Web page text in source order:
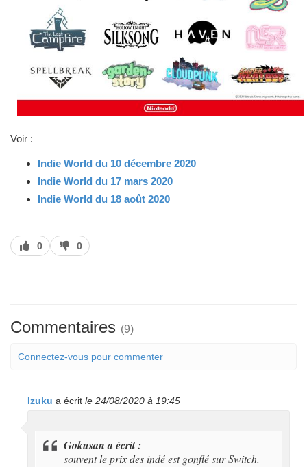
Voir :
Indie World du 10 décembre 2020
Indie World du 17 mars 2020
Indie World du 18 août 2020
J’aime
0
J’aime
pas
0
Commentaires (9)
Connectez-vous pour commenter
Izuku a écrit le 24/08/2020 à 19:45
Gokusan a écrit :
souvent le prix des indé est gonflé sur Switch.